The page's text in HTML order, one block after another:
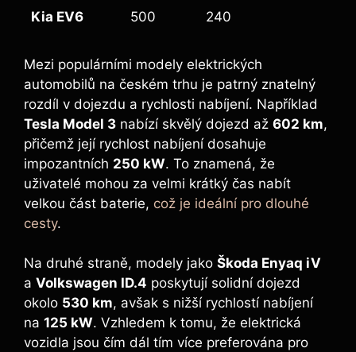
Kia EV6 500 240
Mezi populárními modely elektrických
automobilů na českém trhu je patrný znatelný
rozdíl v dojezdu a rychlosti nabíjení. Například
Tesla Model 3 nabízí skvělý dojezd až 602 km,
přičemž její rychlost nabíjení dosahuje
impozantních 250 kW. To znamená, že
uživatelé mohou za velmi krátký čas nabít
velkou část baterie, což je ideální pro dlouhé
cesty.
Na druhé straně, modely jako Škoda Enyaq iV
a Volkswagen ID.4 poskytují solidní dojezd
okolo 530 km, avšak s nižší rychlostí nabíjení
na 125 kW. Vzhledem k tomu, že elektrická
vozidla jsou čím dál tím více preferována pro